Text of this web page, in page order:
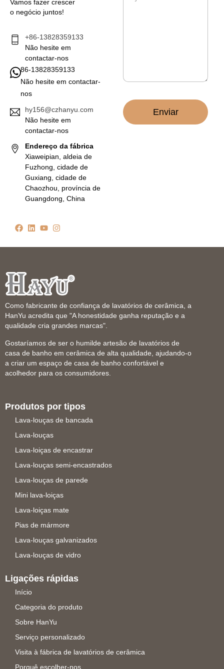
Vamos fazer crescer
o negócio juntos!
+86-13828359133
Não hesite em
contactar-nos
86-13828359133
Não hesite em contactar-
nos
hy156@czhanyu.com
Não hesite em
contactar-nos
Endereço da fábrica
Xiaweipian, aldeia de
Fuzhong, cidade de
Guxiang, cidade de
Chaozhou, província de
Guangdong, China
c
Enviar
Como fabricante de confiança de lavatórios de cerâmica, a
HanYu acredita que "A honestidade ganha reputação e a
qualidade cria grandes marcas".
Gostaríamos de ser o humilde artesão de lavatórios de
casa de banho em cerâmica de alta qualidade, ajudando-o
a criar um espaço de casa de banho confortável e
acolhedor para os consumidores.
Produtos por tipos
Lava-louças de bancada
Lava-louças
Lava-loiças de encastrar
Lava-louças semi-encastrados
Lava-louças de parede
Mini lava-loiças
Lava-loiças mate
Pias de mármore
Lava-louças galvanizados
Lava-louças de vidro
Ligações rápidas
Início
Categoria do produto
Sobre HanYu
Serviço personalizado
Visita à fábrica de lavatórios de cerâmica
Porquê escolher-nos